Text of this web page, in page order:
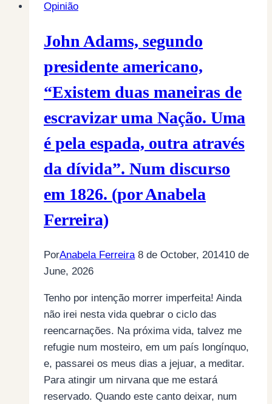
se
colégio
de
pública
Opinião
John Adams, segundo
presidente americano,
“Existem duas maneiras de
escravizar uma Nação. Uma
é pela espada, outra através
da dívida”. Num discurso
em 1826. (por Anabela
Ferreira)
PorAnabela Ferreira 8 de October, 201410 de
June, 2026
Tenho por intenção morrer imperfeita! Ainda
não irei nesta vida quebrar o ciclo das
reencarnações. Na próxima vida, talvez me
refugie num mosteiro, em um país longínquo,
e, passarei os meus dias a jejuar, a meditar.
Para atingir um nirvana que me estará
reservado. Quando este canto deixar, num